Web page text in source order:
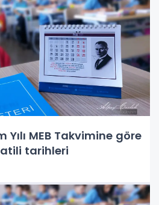
MEB Takvimine göre
tarihleri